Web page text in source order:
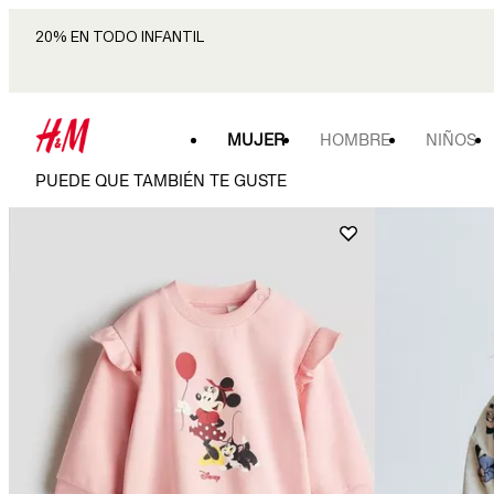
20% EN TODO INFANTIL
MUJER HOMBRE NIÑOS
PUEDE QUE TAMBIÉN TE GUSTE